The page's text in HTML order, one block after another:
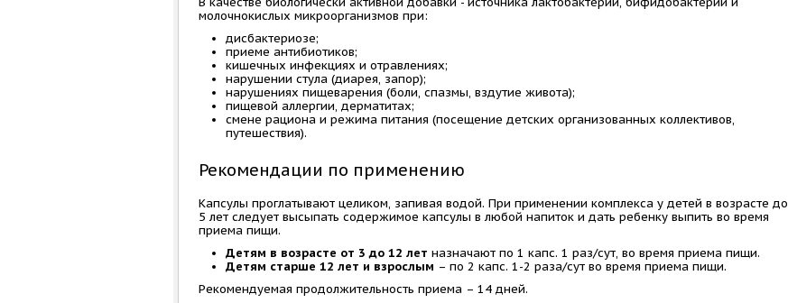
молочнокислых микроорганизмов при:
дисбактериозе;
приеме антибиотиков;
кишечных инфекциях и отравлениях;
нарушении стула (диарея, запор);
нарушениях пищеварения (боли, спазмы, вздутие живота);
пищевой аллергии, дерматитах;
смене рациона и режима питания (посещение детских организованных коллективов,
путешествия).
Рекомендации по применению
Капсулы проглатывают целиком, запивая водой. При применении комплекса у детей в возрасте до
5 лет следует высыпать содержимое капсулы в любой напиток и дать ребенку выпить во время
приема пищи.
Детям в возрасте от 3 до 12 лет назначают по 1 капс. 1 раз/сут, во время приема пищи.
Детям старше 12 лет и взрослым – по 2 капс. 1-2 раза/сут во время приема пищи.
Рекомендуемая продолжительность приема – 14 дней.